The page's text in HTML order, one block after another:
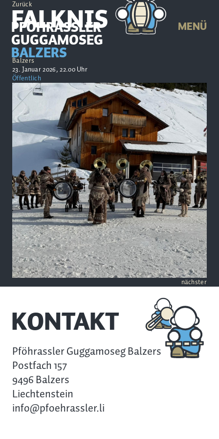
PFÖHRASSLER
GUGGAMOSEG
BALZERS
MENÜ
Zurück
FALKNIS
Balzers
23. Januar 2026, 22.00 Uhr
Öffentlich
nächster
KONTAKT
Pföhrassler Guggamoseg Balzers
Postfach 157
9496 Balzers
Liechtenstein
info@pfoehrassler.li